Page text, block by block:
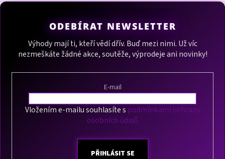
á
d
a
c
p
r
v
k
y
ý
p
Z
ODEBÍRAT NEWSLETTER
Výhody mají ti, kteří vědí dřív. Buď mezi nimi. Už víc
nezmeškáte žádné akce, soutěže, výprodeje ani novinky!
E-mail
Vložením e-mailu souhlasíte s podmínkami ochrany
osobních údajů
PŘIHLÁSIT SE